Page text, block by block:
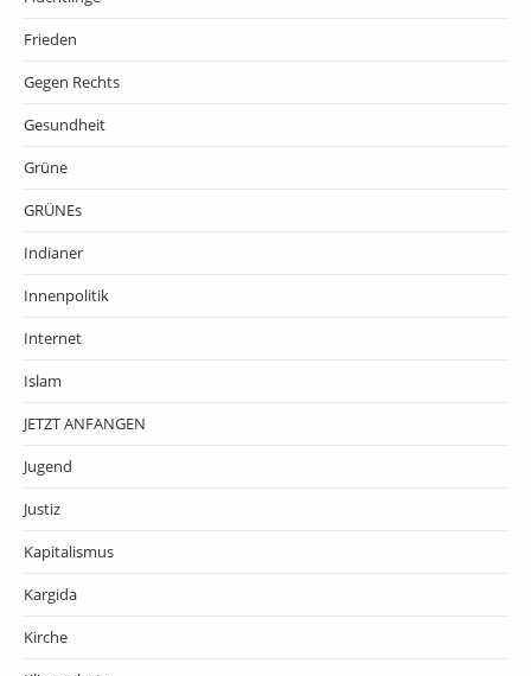
Frieden
Gegen Rechts
Gesundheit
Grüne
GRÜNEs
Indianer
Innenpolitik
Internet
Islam
JETZT ANFANGEN
Jugend
Justiz
Kapitalismus
Kargida
Kirche